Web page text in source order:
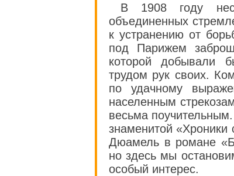
В 1908 году
объединенных
к устранению от
под Парижем
которой добывали
трудом рук своих.
по удачному
населенным
весьма
знаменитой «Хроники
Дюамель в романе
но здесь мы
особый интерес.